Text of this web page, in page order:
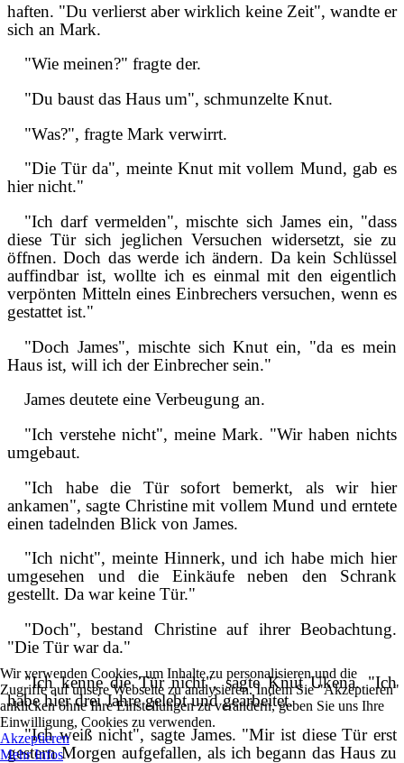
haften. "Du verlierst aber wirklich keine Zeit", wandte er
sich an Mark.
"Wie meinen?" fragte der.
"Du baust das Haus um", schmunzelte Knut.
"Was?", fragte Mark verwirrt.
"Die Tür da", meinte Knut mit vollem Mund, gab es
hier nicht."
"Ich darf vermelden", mischte sich James ein, "dass
diese Tür sich jeglichen Versuchen widersetzt, sie zu
öffnen. Doch das werde ich ändern. Da kein Schlüssel
auffindbar ist, wollte ich es einmal mit den eigentlich
verpönten Mitteln eines Einbrechers versuchen, wenn es
gestattet ist."
"Doch James", mischte sich Knut ein, "da es mein
Haus ist, will ich der Einbrecher sein."
James deutete eine Verbeugung an.
"Ich verstehe nicht", meine Mark. "Wir haben nichts
umgebaut.
"Ich habe die Tür sofort bemerkt, als wir hier
ankamen", sagte Christine mit vollem Mund und erntete
einen tadelnden Blick von James.
"Ich nicht", meinte Hinnerk, und ich habe mich hier
umgesehen und die Einkäufe neben den Schrank
gestellt. Da war keine Tür."
"Doch", bestand Christine auf ihrer Beobachtung.
"Die Tür war da."
"Ich kenne die Tür nicht", sagte Knut Ukena. "Ich
habe hier drei Jahre gelebt und gearbeitet.
"Ich weiß nicht", sagte James. "Mir ist diese Tür erst
gestern Morgen aufgefallen, als ich begann das Haus zu
Wir verwenden Cookies, um Inhalte zu personalisieren und die
Zugriffe auf unsere Webseite zu analysieren. Indem Sie "Akzeptieren"
anklicken ohne Ihre Einstellungen zu verändern, geben Sie uns Ihre
Einwilligung, Cookies zu verwenden.
Akzeptieren
Mehr Infos